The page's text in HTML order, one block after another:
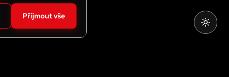
Přijmout vše